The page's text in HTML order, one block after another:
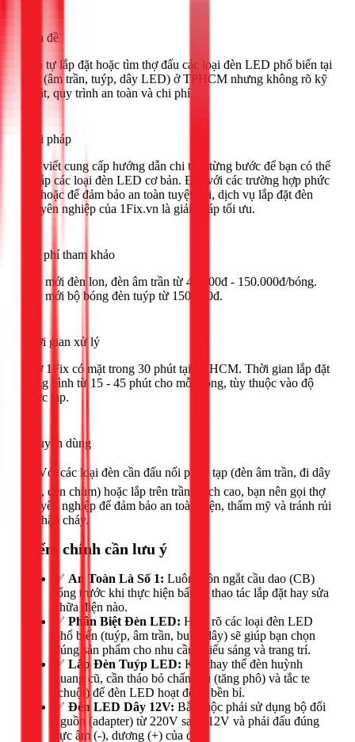
Vấn đề
Cần tự lắp đặt hoặc tìm thợ đấu các loại đèn LED phổ biến tại
nhà (âm trần, tuýp, dây LED) ở TPHCM nhưng không rõ kỹ
thuật, quy trình an toàn và chi phí.
Giải pháp
Bài viết cung cấp hướng dẫn chi tiết, từng bước để bạn có thể
tự lắp các loại đèn LED cơ bản. Đối với các trường hợp phức
tạp hoặc để đảm bảo an toàn tuyệt đối, dịch vụ lắp đặt đèn
chuyên nghiệp của 1Fix.vn là giải pháp tối ưu.
Chi phí tham khảo
Lắp mới đèn lon, đèn âm trần từ 40.000đ - 150.000đ/bóng.
Lắp mới bộ bóng đèn tuýp từ 150.000đ.
Thời gian xử lý
Thợ 1Fix có mặt trong 30 phút tại TPHCM. Thời gian lắp đặt
trung bình từ 15 - 45 phút cho mỗi bóng, tùy thuộc vào độ
phức tạp.
Khuyên dùng
🟢 Với các loại đèn cần đấu nối phức tạp (đèn âm trần, đi dây
mới, đèn chùm) hoặc lắp trên trần thạch cao, bạn nên gọi thợ
chuyên nghiệp để đảm bảo an toàn điện, thẩm mỹ và tránh rủi
ro chập cháy.
Điểm chính cần lưu ý
✅ An Toàn Là Số 1: Luôn luôn ngắt cầu dao (CB)
tổng trước khi thực hiện bất kỳ thao tác lắp đặt hay sửa
chữa điện nào.
✅ Phân Biệt Đèn LED: Hiểu rõ các loại đèn LED
phổ biến (tuýp, âm trần, bulb, dây) sẽ giúp bạn chọn
đúng sản phẩm cho nhu cầu chiếu sáng và trang trí.
✅ Lắp Đèn Tuýp LED: Khi thay thế đèn huỳnh
quang cũ, cần tháo bỏ chấn lưu (tăng phô) và tắc te
(chuột) để đèn LED hoạt động bền bỉ.
✅ Đèn LED Dây 12V: Bắt buộc phải sử dụng bộ đổi
nguồn (adapter) từ 220V sang 12V và phải đấu đúng
cực âm (-), dương (+) của đèn.